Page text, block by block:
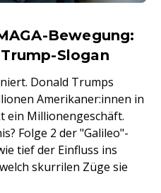
Bewegung:
Slogan
Donald Trumps
Amerikaner:innen in
ein Millionengeschäft.
Folge 2 der "Galileo"-
tief der Einfluss ins
skurrilen Züge sie